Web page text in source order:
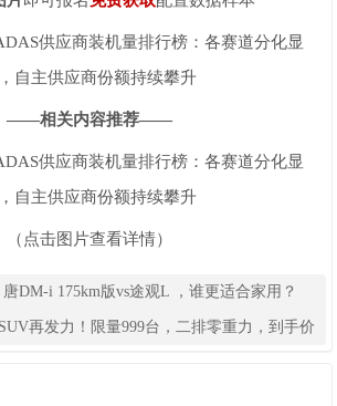
——相关内容推荐——
（点击图片查看详情）
DM-i 175km版vs途观L ，谁更适合家用？
再发力！限量999台，二排零重力，到手价